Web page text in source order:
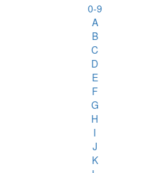
0-9
A
B
C
D
E
F
G
H
I
J
K